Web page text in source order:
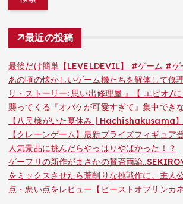
最近の投稿
最後だけ簡単【LEVELDEVIL】 #ゲーム #ゲ
あの頃の懐かしいゲーム機たちを解体して修
リ・ストーリー: 思い出修理屋 』【 エビオ/に
襲ってくる『オバケが可愛すぎて』集中でき
【八尺様がいた夏休み | Hachishakusama】
【クレーンゲーム】最新プライズフィギュア
人気景品に挑んだらやっぱりやばかった！？
ゲーフリの新作がまさかの賛否両論
をミックスさせたら荒削りな挑戦作に。主人
点・悪い点をレビュー【ビーストオブリンカ